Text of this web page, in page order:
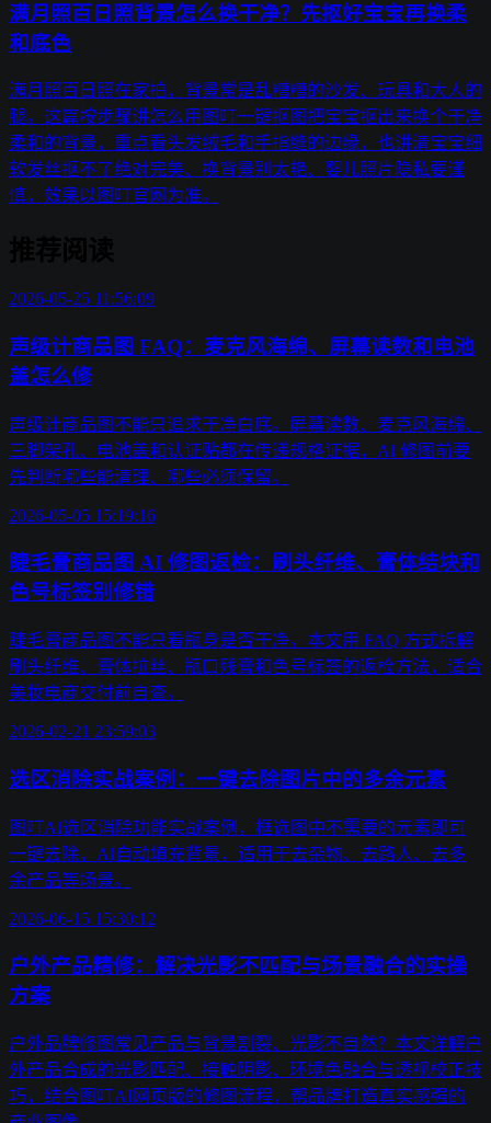
满月照百日照背景怎么换干净？先抠好宝宝再换柔
和底色
满月照百日照在家拍，背景常是乱糟糟的沙发、玩具和大人的
腿。这篇按步骤讲怎么用图叮一键抠图把宝宝抠出来换个干净
柔和的背景，重点看头发绒毛和手指缝的边缘，也讲清宝宝细
软发丝抠不了绝对完美、换背景别太艳、婴儿照片隐私要谨
慎，效果以图叮官网为准。
2026-05-25 11:56:09
声级计商品图 FAQ：麦克风海绵、屏幕读数和电池
盖怎么修
声级计商品图不能只追求干净白底。屏幕读数、麦克风海绵、
三脚架孔、电池盖和认证贴都在传递规格证据，AI 修图前要
先判断哪些能清理、哪些必须保留。
2026-05-05 15:19:16
睫毛膏商品图 AI 修图返检：刷头纤维、膏体结块和
色号标签别修错
睫毛膏商品图不能只看瓶身是否干净。本文用 FAQ 方式拆解
刷头纤维、膏体拉丝、瓶口残膏和色号标签的返检方法，适合
美妆电商交付前自查。
2026-02-21 23:59:03
选区消除实战案例：一键去除图片中的多余元素
图叮AI选区消除功能实战案例，框选图中不需要的元素即可
一键去除，AI自动填充背景，适用于去杂物、去路人、去多
余产品等场景。
2026-06-15 15:30:12
户外产品精修：解决光影不匹配与场景融合的实操
方案
户外品牌修图常见产品与背景割裂、光影不自然？本文详解户
外产品合成的光影匹配、接触阴影、环境色融合与透视校正技
巧，结合图叮AI网页版的修图流程，帮品牌打造真实感强的